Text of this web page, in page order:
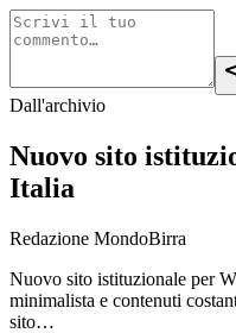
Dall'archivio
Nuovo sito
Italia
Redazione MondoBirra
Nuovo sito istituzionale per
minimalista e contenuti
sito…